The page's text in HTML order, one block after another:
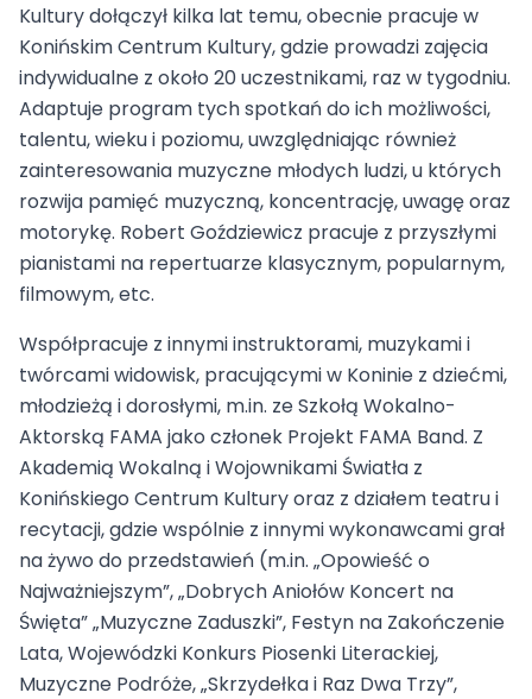
Kultury dołączył kilka lat temu, obecnie pracuje w
Konińskim Centrum Kultury, gdzie prowadzi zajęcia
indywidualne z około 20 uczestnikami, raz w tygodniu.
Adaptuje program tych spotkań do ich możliwości,
talentu, wieku i poziomu, uwzględniając również
zainteresowania muzyczne młodych ludzi, u których
rozwija pamięć muzyczną, koncentrację, uwagę oraz
motorykę. Robert Goździewicz pracuje z przyszłymi
pianistami na repertuarze klasycznym, popularnym,
filmowym, etc.
Współpracuje z innymi instruktorami, muzykami i
twórcami widowisk, pracującymi w Koninie z dziećmi,
młodzieżą i dorosłymi, m.in. ze Szkołą Wokalno-
Aktorską FAMA jako członek Projekt FAMA Band. Z
Akademią Wokalną i Wojownikami Światła z
Konińskiego Centrum Kultury oraz z działem teatru i
recytacji, gdzie wspólnie z innymi wykonawcami grał
na żywo do przedstawień (m.in. „Opowieść o
Najważniejszym”, „Dobrych Aniołów Koncert na
Święta” „Muzyczne Zaduszki”, Festyn na Zakończenie
Lata, Wojewódzki Konkurs Piosenki Literackiej,
Muzyczne Podróże, „Skrzydełka i Raz Dwa Trzy”,